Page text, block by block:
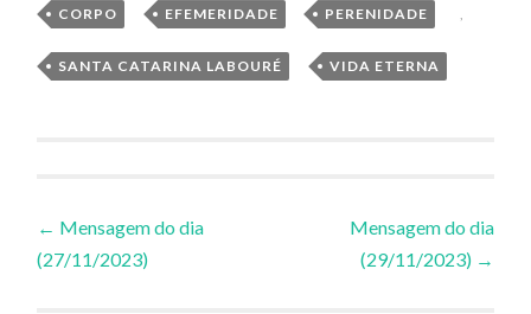
CORPO , EFEMERIDADE , PERENIDADE ,
SANTA CATARINA LABOURÉ , VIDA ETERNA
Navegação
de
← Mensagem do dia
(27/11/2023)
Mensagem do dia
(29/11/2023) →